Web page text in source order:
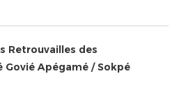
Retrouvailles des
Govié Apégamé / Sokpé